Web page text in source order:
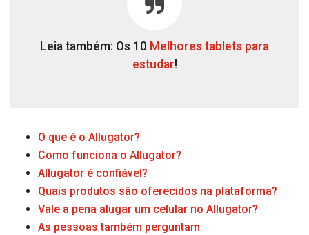
Leia também: Os 10 Melhores tablets para
estudar!
O que é o Allugator?
Como funciona o Allugator?
Allugator é confiável?
Quais produtos são oferecidos na plataforma?
Vale a pena alugar um celular no Allugator?
As pessoas também perguntam